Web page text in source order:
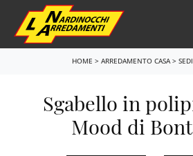
HOME > ARREDAMENTO CASA>
Sgabello in
Mood di